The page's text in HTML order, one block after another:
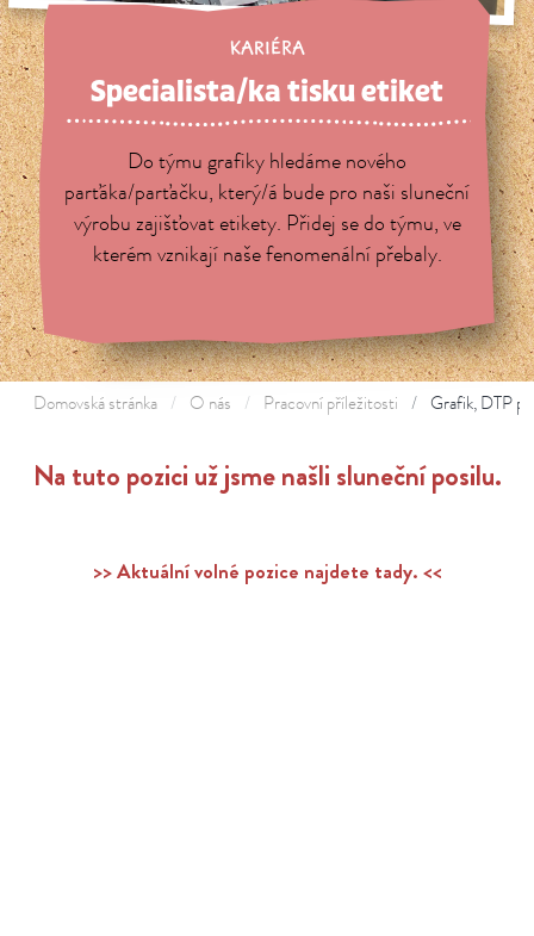
KARIÉRA
Specialista/ka tisku etiket
Do týmu grafiky hledáme nového
parťáka/parťačku, který/á bude pro naši sluneční
výrobu zajišťovat etikety. Přidej se do týmu, ve
kterém vznikají naše fenomenální přebaly.
Domovská stránka O nás Pracovní příležitosti Grafik, DTP
Na tuto pozici už jsme našli sluneční posilu.
>> Aktuální volné pozice najdete tady. <<